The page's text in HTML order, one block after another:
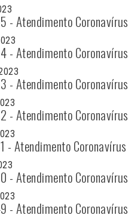
- Atendimento Coronavírus
- Atendimento Coronavírus
- Atendimento Coronavírus
- Atendimento Coronavírus
- Atendimento Coronavírus
- Atendimento Coronavírus
- Atendimento Coronavírus